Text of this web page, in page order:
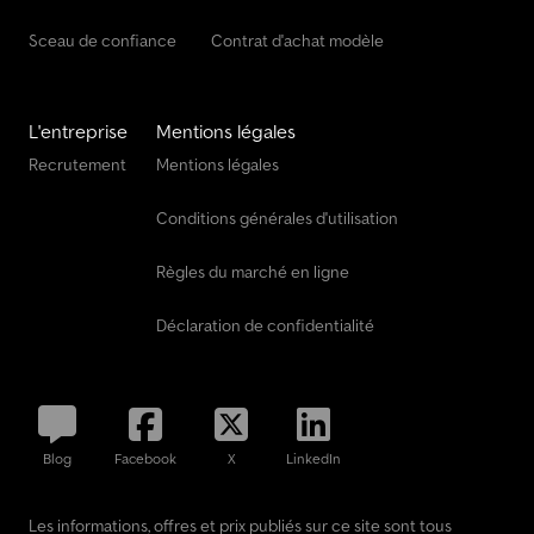
Sceau de confiance Contrat d'achat modèle
L'entreprise
Recrutement
Mentions légales
Mentions légales
Conditions générales d'utilisation
Règles du marché en ligne
Déclaration de confidentialité
Blog Facebook X LinkedIn
Les informations, offres et prix publiés sur ce site sont tous